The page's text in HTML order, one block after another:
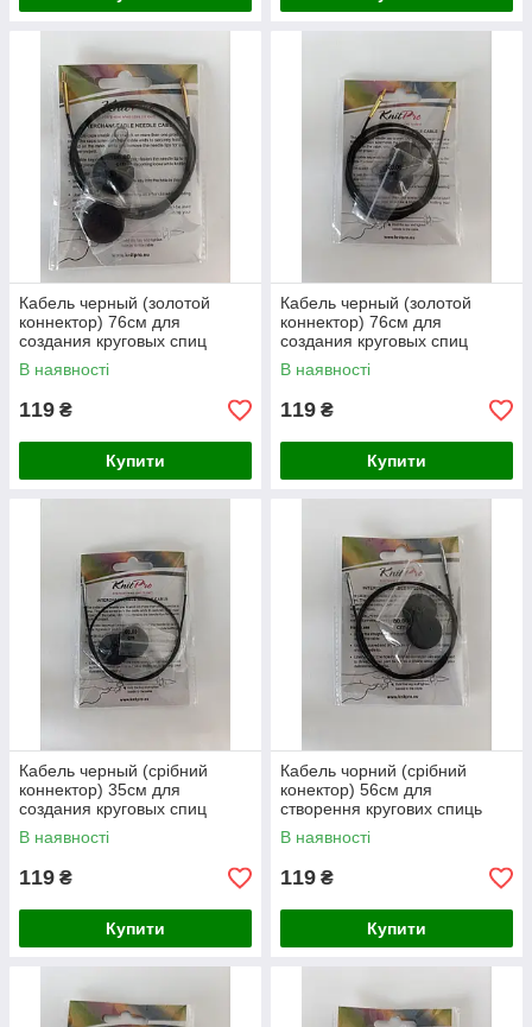
Кабель черный (золотой
коннектор) 76см для
создания круговых спиц
длиной 100см. KnitPro
В наявності
119 ₴
Купити
Кабель черный (золотой
коннектор) 76см для
создания круговых спиц
длиной 120см. KnitPro
В наявності
119 ₴
Купити
Кабель черный (срібний
коннектор) 35см для
создания круговых спиц
длиной 60см. KnitPro
В наявності
119 ₴
Купити
Кабель чорний (срібний
конектор) 56см для
створення кругових спиць
завдовжки 80см. KnitPro
В наявності
119 ₴
Купити